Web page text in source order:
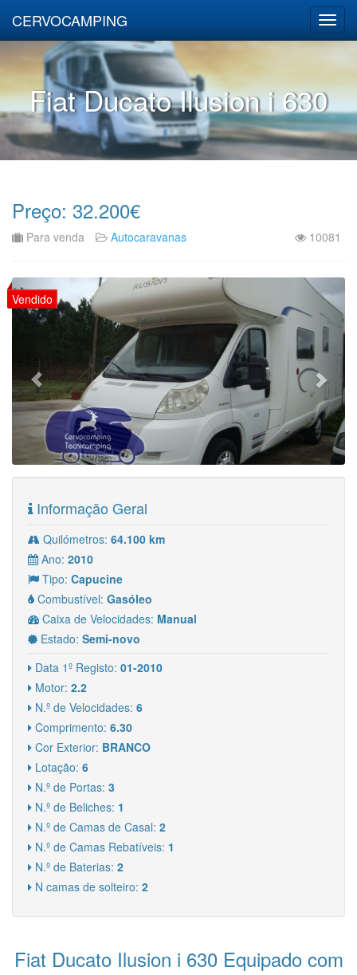
CERVOCAMPING
Fiat Ducato Ilusion i 630
Preço: 32.200€
Para venda Autocaravanas 10081
Informação Geral
Quilómetros: 64.100 km
Ano: 2010
Tipo: Capucine
Combustível: Gasóleo
Caixa de Velocidades: Manual
Estado: Semi-novo
Data 1º Registo: 01-2010
Motor: 2.2
N.º de Velocidades: 6
Comprimento: 6.30
Cor Exterior: BRANCO
Lotação: 6
N.º de Portas: 3
N.º de Beliches: 1
N.º de Camas de Casal: 2
N.º de Camas Rebatíveis: 1
N.º de Baterias: 2
N camas de solteiro: 2
Fiat Ducato Ilusion i 630 Equipado com